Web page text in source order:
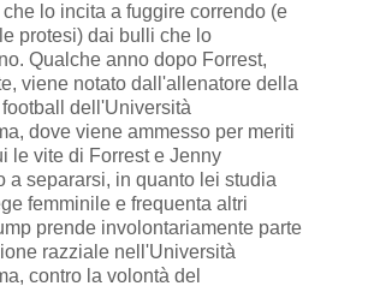
lo incita a fuggire correndo (e
protesi) dai bulli che lo
Qualche anno dopo Forrest,
viene notato dall'allenatore della
dell'Università
dove viene ammesso per meriti
le vite di Forrest e Jenny
a separarsi, in quanto lei studia
femminile e frequenta altri
prende involontariamente parte
razziale nell'Università
contro la volontà del